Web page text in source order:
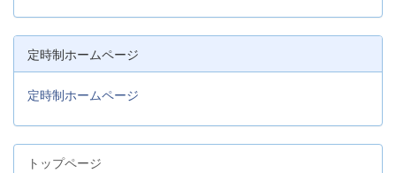
定時制ホームページ
定時制ホームページ
トップページ